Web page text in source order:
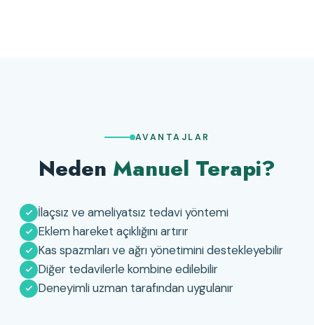
AVANTAJLAR
Neden Manuel Terapi?
İlaçsız ve ameliyatsız tedavi yöntemi
Eklem hareket açıklığını artırır
Kas spazmları ve ağrı yönetimini destekleyebilir
Diğer tedavilerle kombine edilebilir
Deneyimli uzman tarafından uygulanır